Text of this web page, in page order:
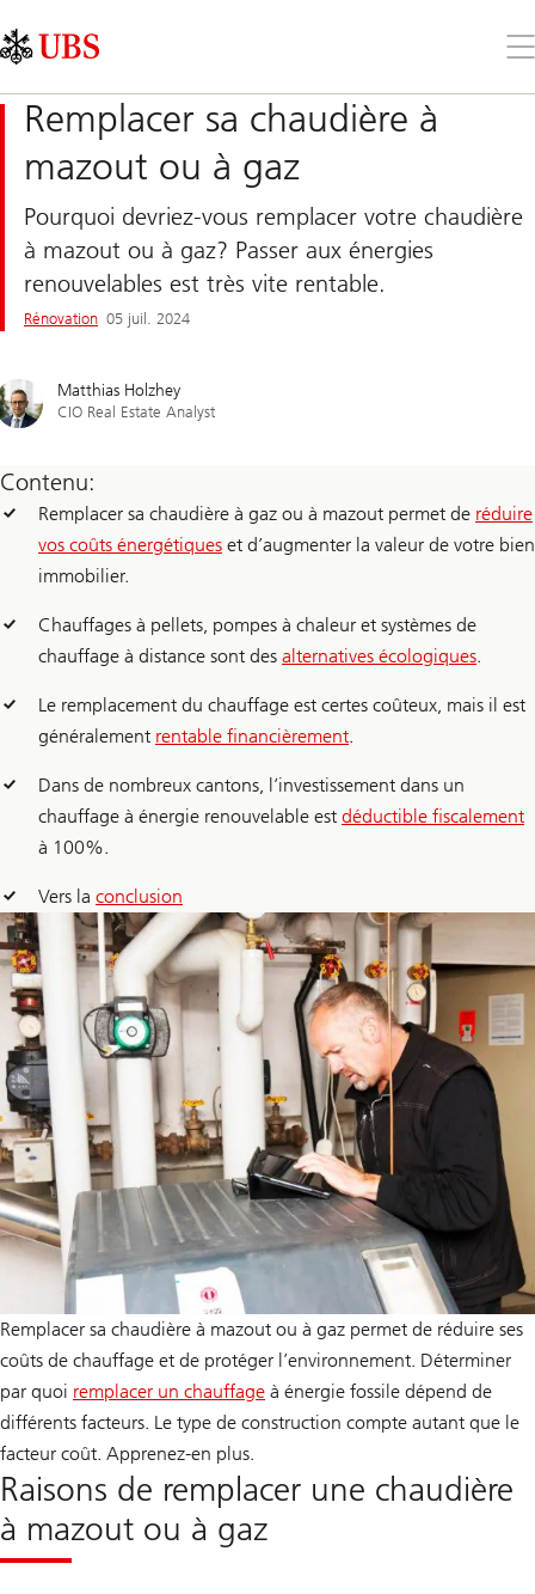
Links
Area
le
Remplacer sa chaudière à
mazout ou à gaz
Pourquoi devriez-vous remplacer votre chaudière
à mazout ou à gaz? Passer aux énergies
renouvelables est très vite rentable.
Rénovation 05 juil. 2024
Matthias Holzhey
CIO Real Estate Analyst
Contenu:
Remplacer sa chaudière à gaz ou à mazout permet de réduire
vos coûts énergétiques et d’augmenter la valeur de votre bien
immobilier.
Chauffages à pellets, pompes à chaleur et systèmes de
chauffage à distance sont des alternatives écologiques.
Le remplacement du chauffage est certes coûteux, mais il est
généralement rentable financièrement.
Dans de nombreux cantons, l’investissement dans un
chauffage à énergie renouvelable est déductible fiscalement
à 100%.
Vers la conclusion
Remplacer sa chaudière à mazout ou à gaz permet de réduire ses
coûts de chauffage et de protéger l’environnement. Déterminer
par quoi remplacer un chauffage à énergie fossile dépend de
différents facteurs. Le type de construction compte autant que le
facteur coût. Apprenez-en plus.
Raisons de remplacer une chaudière
à mazout ou à gaz